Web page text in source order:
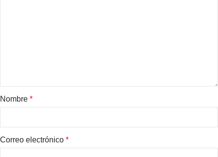
Nombre *
Correo electrónico *